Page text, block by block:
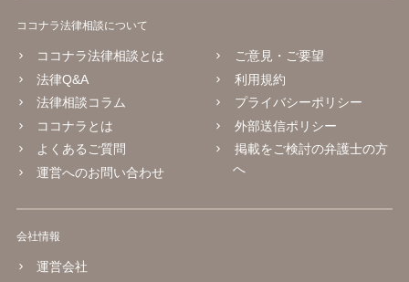
ココナラ法律相談について
ココナラ法律相談とは
法律Q&A
法律相談コラム
ココナラとは
よくあるご質問
運営へのお問い合わせ
ご意見・ご要望
利用規約
プライバシーポリシー
外部送信ポリシー
掲載をご検討の弁護士の方
へ
会社情報
運営会社